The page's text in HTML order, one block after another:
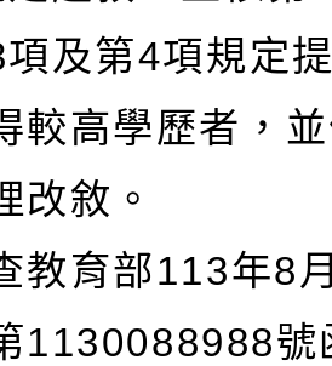
及第4項規定
較高學歷者，
改敘。
教育部113年8
1130088988號